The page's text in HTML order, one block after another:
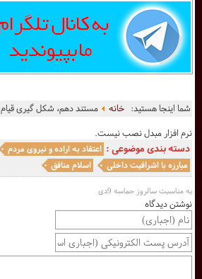
شما اینجا هستید:خانه
مستند دهم، شکل گیری قیام 9دی ماه، قسمت دوم
نرم افزار مبدل نصب نیست.
دسته بندی موضوعی : اعتقاد به اراده و نیروی مردم
مبارزه با اشرافیت داخلی
اسلام منافق
به مناسبت سالروز حماسه 9دی
نوشتن دیدگاه